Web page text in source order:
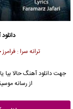
ترانه سرا :
جهت دانلود آهنگ حالا بیا
از رسانه